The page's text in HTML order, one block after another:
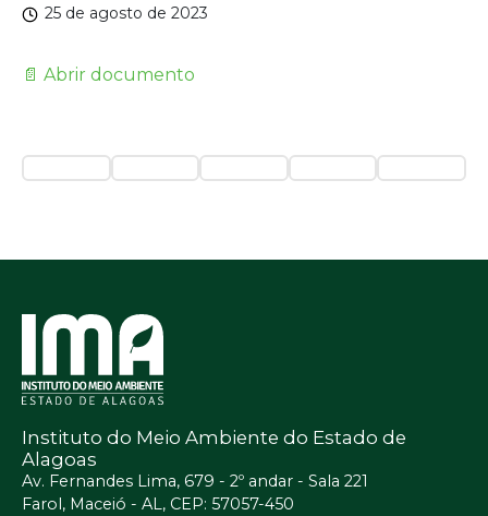
25 de agosto de 2023
📄 Abrir documento
Instituto do Meio Ambiente do Estado de
Alagoas
Av. Fernandes Lima, 679 - 2º andar - Sala 221
Farol, Maceió - AL, CEP: 57057-450